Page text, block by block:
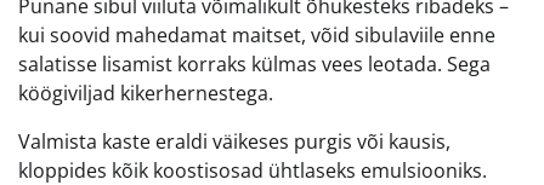
Punane sibul viiluta võimalikult õhukesteks ribadeks –
kui soovid mahedamat maitset, võid sibulaviile enne
salatisse lisamist korraks külmas vees leotada. Sega
köögiviljad kikerhernestega.
Valmista kaste eraldi väikeses purgis või kausis,
kloppides kõik koostisosad ühtlaseks emulsiooniks.